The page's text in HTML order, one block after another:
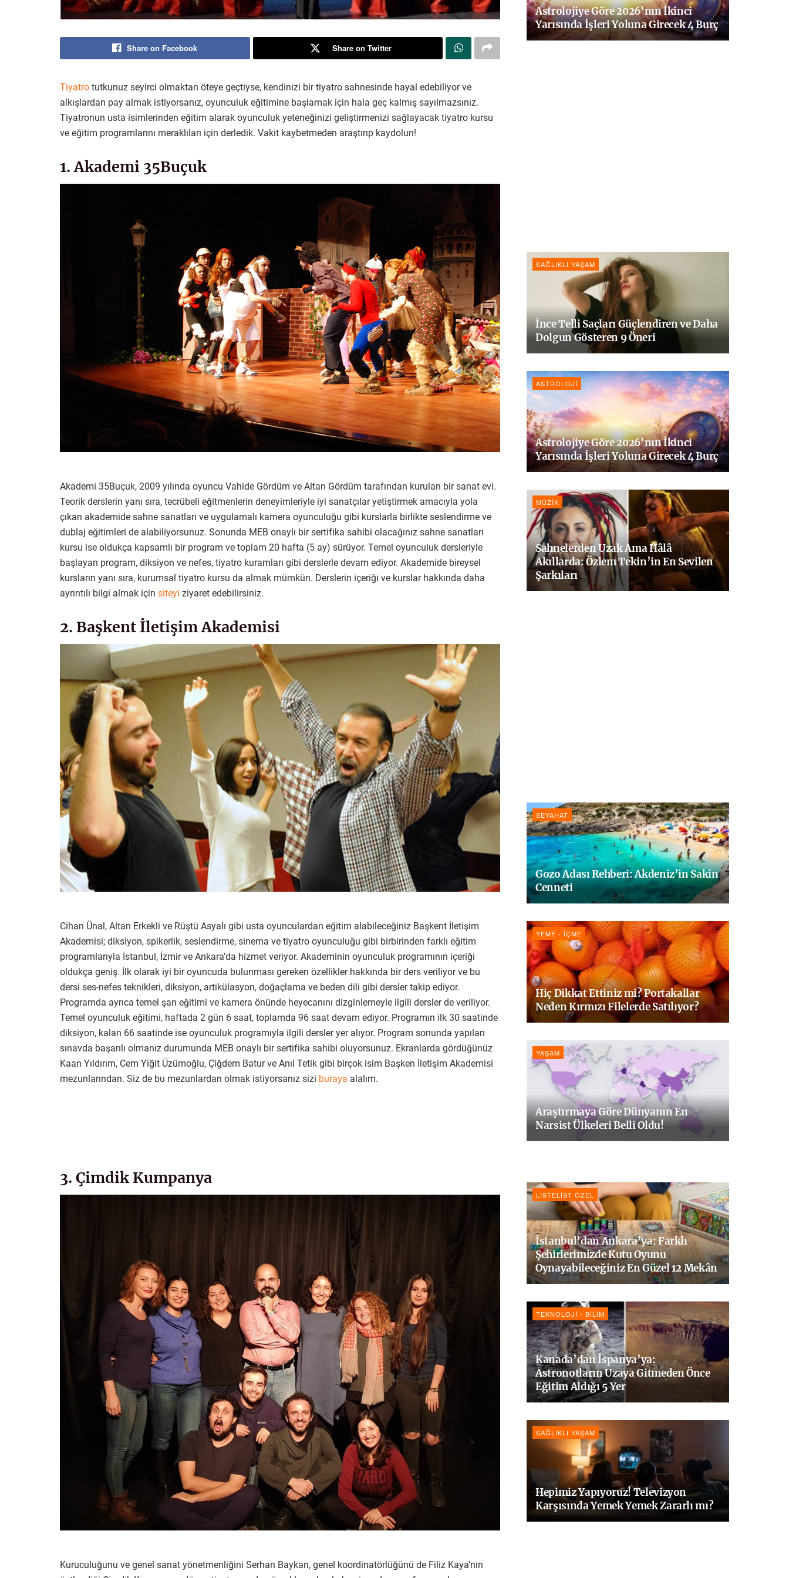
Share on Facebook Share on Twitter
Tiyatro tutkunuz seyirci olmaktan öteye geçtiyse, kendinizi bir tiyatro sahnesinde hayal edebiliyor ve
alkışlardan pay almak istiyorsanız, oyunculuk eğitimine başlamak için hala geç kalmış sayılmazsınız.
Tiyatronun usta isimlerinden eğitim alarak oyunculuk yeteneğinizi geliştirmenizi sağlayacak tiyatro kursu
ve eğitim programlarını meraklıları için derledik. Vakit kaybetmeden araştırıp kaydolun!
1. Akademi 35Buçuk
Akademi 35Buçuk, 2009 yılında oyuncu Vahide Gördüm ve Altan Gördüm tarafından kurulan bir sanat evi.
Teorik derslerin yanı sıra, tecrübeli eğitmenlerin deneyimleriyle iyi sanatçılar yetiştirmek amacıyla yola
çıkan akademide sahne sanatları ve uygulamalı kamera oyunculuğu gibi kurslarla birlikte seslendirme ve
dublaj eğitimleri de alabiliyorsunuz. Sonunda MEB onaylı bir sertifika sahibi olacağınız sahne sanatları
kursu ise oldukça kapsamlı bir program ve toplam 20 hafta (5 ay) sürüyor. Temel oyunculuk dersleriyle
başlayan program, diksiyon ve nefes, tiyatro kuramları gibi derslerle devam ediyor. Akademide bireysel
kursların yanı sıra, kurumsal tiyatro kursu da almak mümkün. Derslerin içeriği ve kurslar hakkında daha
ayrıntılı bilgi almak için siteyi ziyaret edebilirsiniz.
2. Başkent İletişim Akademisi
Cihan Ünal, Altan Erkekli ve Rüştü Asyalı gibi usta oyunculardan eğitim alabileceğiniz Başkent İletişim
Akademisi; diksiyon, spikerlik, seslendirme, sinema ve tiyatro oyunculuğu gibi birbirinden farklı eğitim
programlarıyla İstanbul, İzmir ve Ankara’da hizmet veriyor. Akademinin oyunculuk programının içeriği
oldukça geniş. İlk olarak iyi bir oyuncuda bulunması gereken özellikler hakkında bir ders veriliyor ve bu
dersi ses-nefes teknikleri, diksiyon, artikülasyon, doğaçlama ve beden dili gibi dersler takip ediyor.
Programda ayrıca temel şan eğitimi ve kamera önünde heyecanını dizginlemeyle ilgili dersler de veriliyor.
Temel oyunculuk eğitimi, haftada 2 gün 6 saat, toplamda 96 saat devam ediyor. Programın ilk 30 saatinde
diksiyon, kalan 66 saatinde ise oyunculuk programıyla ilgili dersler yer alıyor. Program sonunda yapılan
sınavda başarılı olmanız durumunda MEB onaylı bir sertifika sahibi oluyorsunuz. Ekranlarda gördüğünüz
Kaan Yıldırım, Cem Yiğit Üzümoğlu, Çiğdem Batur ve Anıl Tetik gibi birçok isim Başken İletişim Akademisi
mezunlarından. Siz de bu mezunlardan olmak istiyorsanız sizi buraya alalım.
3. Çimdik Kumpanya
Kuruculuğunu ve genel sanat yönetmenliğini Serhan Baykan, genel koordinatörlüğünü de Filiz Kaya’nın
Astrolojiye Göre 2026’nın İkinci
Yarısında İşleri Yoluna Girecek 4 Burç
SAĞLIKLI YAŞAM
İnce Telli Saçları Güçlendiren ve Daha
Dolgun Gösteren 9 Öneri
ASTROLOJI
Astrolojiye Göre 2026’nın İkinci
Yarısında İşleri Yoluna Girecek 4 Burç
MÜZIK
Sahnelerden Uzak Ama Hâlâ
Akıllarda: Özlem Tekin’in En Sevilen
Şarkıları
SEYAHAT
Gozo Adası Rehberi: Akdeniz’in Sakin
Cenneti
YEME - İÇME
Hiç Dikkat Ettiniz mi? Portakallar
Neden Kırmızı Filelerde Satılıyor?
YAŞAM
Araştırmaya Göre Dünyanın En
Narsist Ülkeleri Belli Oldu!
LISTELIST ÖZEL
İstanbul’dan Ankara’ya: Farklı
Şehirlerimizde Kutu Oyunu
Oynayabileceğiniz En Güzel 12 Mekân
TEKNOLOJI - BILIM
Kanada’dan İspanya’ya:
Astronotların Uzaya Gitmeden Önce
Eğitim Aldığı 5 Yer
SAĞLIKLI YAŞAM
Hepimiz Yapıyoruz! Televizyon
Karşısında Yemek Yemek Zararlı mı?